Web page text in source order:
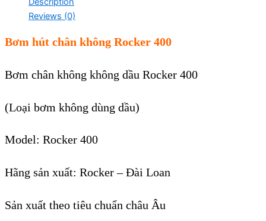
Reviews (0)
Bơm hút chân không Rocker 400
Bơm chân không không dầu Rocker 400
(Loại bơm không dùng dầu)
Model: Rocker 400
Hãng sản xuất: Rocker – Đài Loan
Sản xuất theo tiêu chuẩn châu Âu